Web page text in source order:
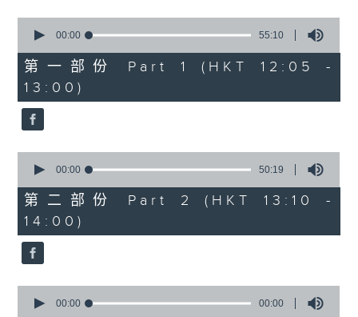
seconds
55
minutes,
10
seconds
00:00 55:10
第一部份 Part 1 (HKT 12:05 -
13:00)
seconds
50
minutes,
19
seconds
00:00 50:19
第二部份 Part 2 (HKT 13:10 -
14:00)
seconds
00:00 00:00